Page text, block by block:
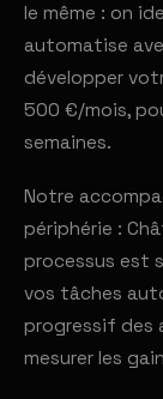
le même : on
automatise
développer
500 €/mois,
semaines.
Notre
périphérie :
processus est
vos tâches
progressif des
mesurer les